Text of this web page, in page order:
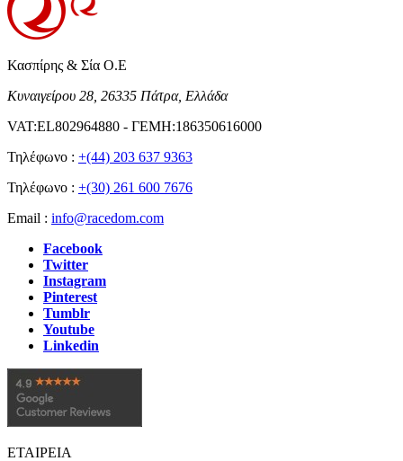
Κασπίρης & Σία Ο.Ε
Κυναιγείρου 28, 26335 Πάτρα, Ελλάδα
VAT:EL802964880 - ΓΕΜΗ:186350616000
Τηλέφωνο : +(44) 203 637 9363
Τηλέφωνο : +(30) 261 600 7676
Email : info@racedom.com
Facebook
Twitter
Instagram
Pinterest
Tumblr
Youtube
Linkedin
ΕΤΑΙΡΕΙΑ